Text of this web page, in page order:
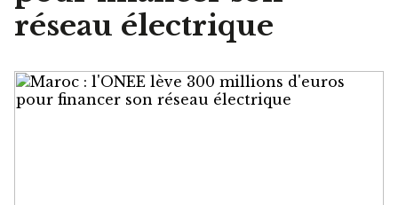
réseau électrique